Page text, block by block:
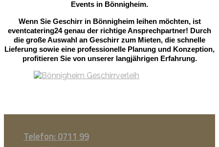
Events in Bönnigheim.
Wenn Sie Geschirr in Bönnigheim leihen möchten, ist
eventcatering24 genau der richtige Ansprechpartner! Durch
die große Auswahl an Geschirr zum Mieten, die schnelle
Lieferung sowie eine professionelle Planung und Konzeption,
profitieren Sie von unserer langjährigen Erfahrung.
Telefon: 0711 99